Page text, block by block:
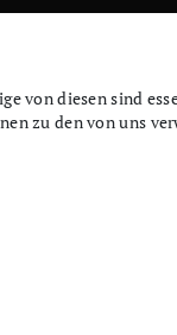
von diesen sind
zu den von uns